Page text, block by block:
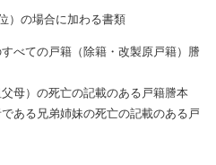
）の場合に加わる書類
べての戸籍（除籍・改製原戸籍）謄
母）の死亡の記載のある戸籍謄本
ある兄弟姉妹の死亡の記載のある戸